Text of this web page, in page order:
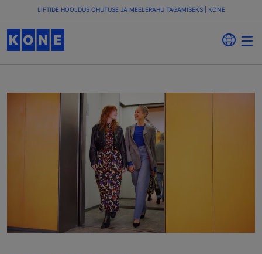
LIFTIDE HOOLDUS OHUTUSE JA MEELERAHU TAGAMISEKS | KONE